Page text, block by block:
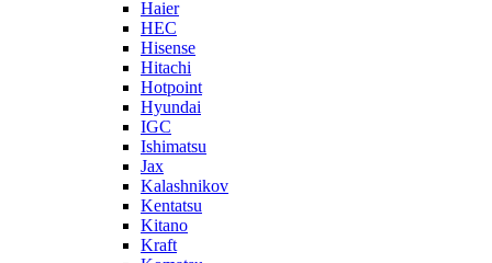
Haier
HEC
Hisense
Hitachi
Hotpoint
Hyundai
IGC
Ishimatsu
Jax
Kalashnikov
Kentatsu
Kitano
Kraft